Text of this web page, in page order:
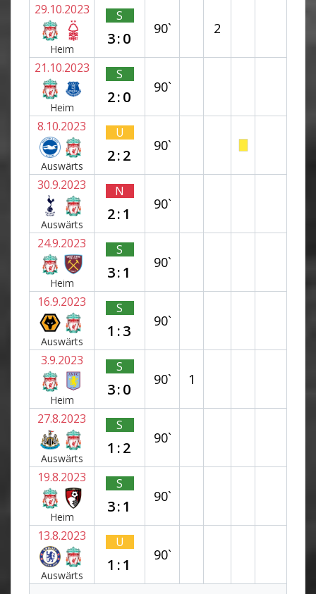
29.10.2023
Heim
S
3:0
90` 2
21.10.2023
Heim
S
2:0
90`
8.10.2023
Auswärts
U
2:2
90`
30.9.2023
Auswärts
N
2:1
90`
24.9.2023
Heim
S
3:1
90`
16.9.2023
Auswärts
S
1:3
90`
3.9.2023
Heim
S
3:0
90` 1
27.8.2023
Auswärts
S
1:2
90`
19.8.2023
Heim
S
3:1
90`
13.8.2023
Auswärts
U
1:1
90`